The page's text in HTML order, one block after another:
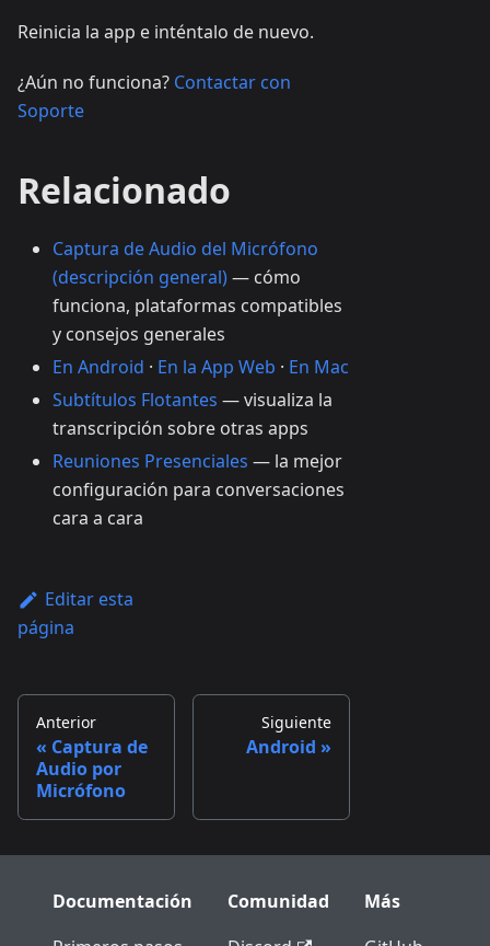
Reinicia la app e inténtalo de nuevo.
¿Aún no funciona? Contactar con
Soporte
Relacionado
Captura de Audio del Micrófono
(descripción general)— cómo
funciona, plataformas compatibles
y consejos generales
En Android · En la App Web · En Mac
Subtítulos Flotantes — visualiza la
transcripción sobre otras apps
Reuniones Presenciales — la mejor
configuración para conversaciones
cara a cara
Editar esta
página
Anterior
Captura de
Audio por
Micrófono
Siguiente
Android
Documentación
Comunidad
Más